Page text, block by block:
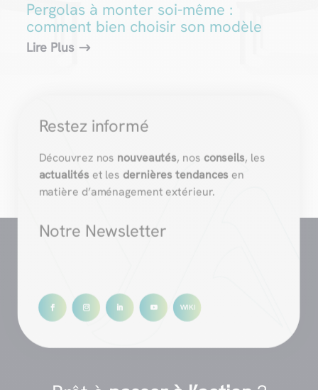
Pergolas à monter soi-même :
comment bien choisir son modèle
Lire Plus
Restez informé
Découvrez nos nouveautés, nos conseils, les
actualités et les dernières tendances en
matière d’aménagement extérieur.
Notre Newsletter